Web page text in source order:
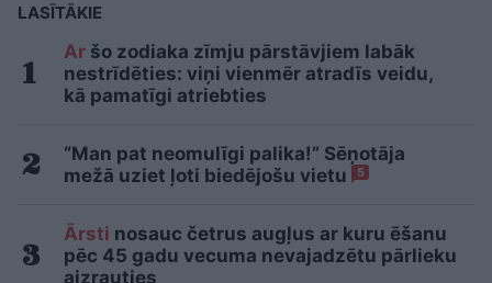
LASĪTĀKIE
Ar šo zodiaka zīmju pārstāvjiem labāk
nestrīdēties: viņi vienmēr atradīs veidu,
kā pamatīgi atriebties
“Man pat neomulīgi palika!” Sēņotāja
mežā uziet ļoti biedējošu vietu
5
Ārsti nosauc četrus augļus ar kuru ēšanu
pēc 45 gadu vecuma nevajadzētu pārlieku
aizrauties